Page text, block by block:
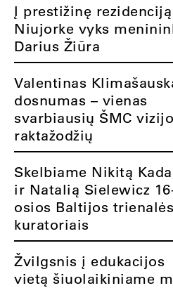
Į prestižinę rezidenciją
Niujorke vyks
Darius Žiūra
Valentinas
dosnumas – vienas
svarbiausių ŠMC
raktažodžių
Skelbiame Nikitą
ir Natalią Sielewicz
osios Baltijos trienalės
kuratoriais
Žvilgsnis į edukacijos
vietą šiuolaikiniame